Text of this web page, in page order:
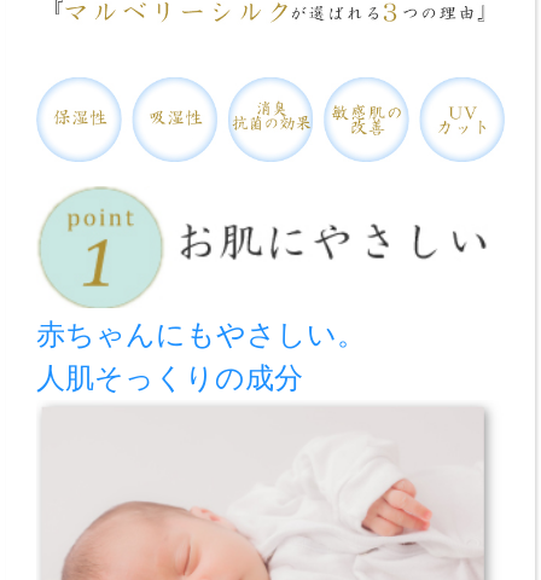
赤ちゃんにもやさしい。
人肌そっくりの成分